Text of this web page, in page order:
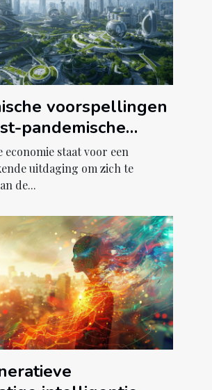
voorspellingen
pandemische
economie staat voor een
uitdaging om zich te
de...